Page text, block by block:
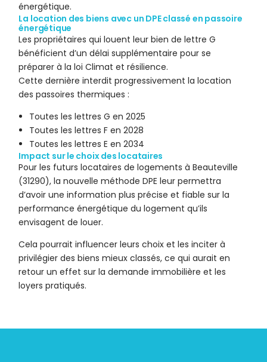
énergétique.
La location des biens avec un DPE classé en passoire
énergétique
Les propriétaires qui louent leur bien de lettre G
bénéficient d’un délai supplémentaire pour se
préparer à la loi Climat et résilience.
Cette dernière interdit progressivement la location
des passoires thermiques :
Toutes les lettres G en 2025
Toutes les lettres F en 2028
Toutes les lettres E en 2034
Impact sur le choix des locataires
Pour les futurs locataires de logements à Beauteville
(31290), la nouvelle méthode DPE leur permettra
d’avoir une information plus précise et fiable sur la
performance énergétique du logement qu’ils
envisagent de louer.
Cela pourrait influencer leurs choix et les inciter à
privilégier des biens mieux classés, ce qui aurait en
retour un effet sur la demande immobilière et les
loyers pratiqués.